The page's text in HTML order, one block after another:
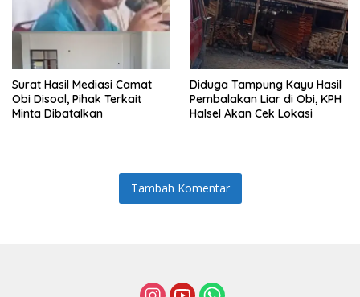
Surat Hasil Mediasi Camat
Obi Disoal, Pihak Terkait
Minta Dibatalkan
Diduga Tampung Kayu Hasil
Pembalakan Liar di Obi, KPH
Halsel Akan Cek Lokasi
Tambah Komentar